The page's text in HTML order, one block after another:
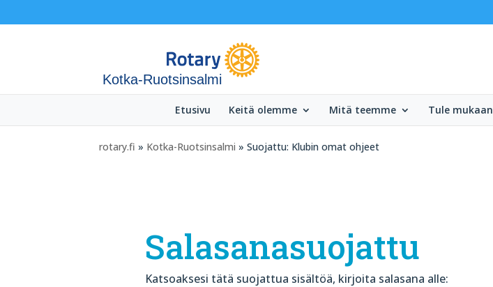
Kotka-Ruotsinsalmi
Etusivu Keitä olemme Mitä teemme Tule mukaan
rotary.fi » Kotka-Ruotsinsalmi » Suojattu: Klubin omat ohjeet
Salasanasuojattu
Katsoaksesi tätä suojattua sisältöä, kirjoita salasana alle: